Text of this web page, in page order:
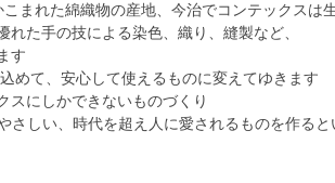
まれた綿織物の産地、今治でコンテックスは
た手の技による染色、織り、縫製など、
す
めて、安心して使えるものに変えてゆきます
スにしかできないものづくり
しい、時代を超え人に愛されるものを作ると